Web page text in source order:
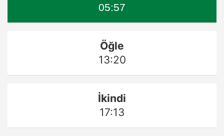
05:57
Öğle
13:20
İkindi
17:13